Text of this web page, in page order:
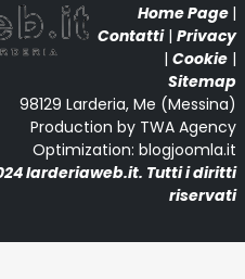
Home Page |
Contatti| Privacy
| Cookie |
Sitemap
98129 Larderia, Me (Messina)
Production by TWA Agency
Optimization: blogjoomla.it
larderiaweb.it. Tutti i diritti
riservati